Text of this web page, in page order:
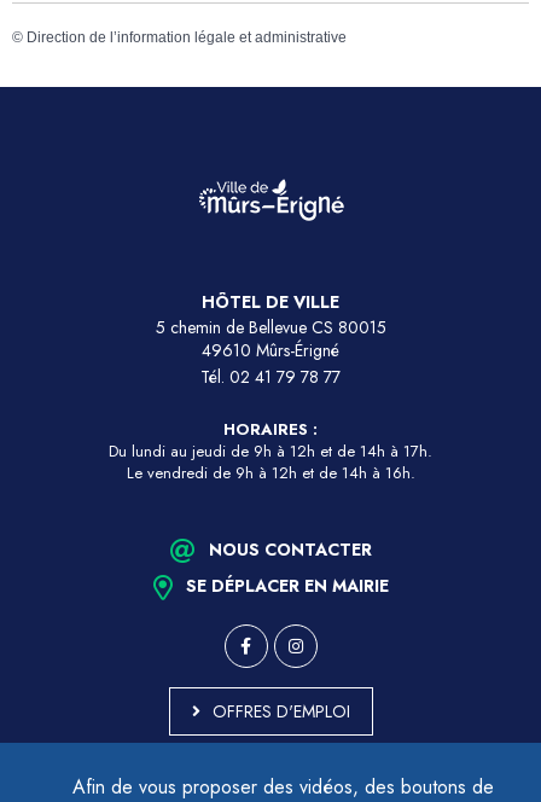
Afin de vous proposer des vidéos, des boutons de
© Direction de l’information légale et administrative
HÔTEL DE VILLE
5 chemin de Bellevue CS 80015
49610 Mûrs-Érigné
Tél. 02 41 79 78 77
HORAIRES :
Du lundi au jeudi de 9h à 12h et de 14h à 17h.
Le vendredi de 9h à 12h et de 14h à 16h.
NOUS CONTACTER
SE DÉPLACER EN MAIRIE
OFFRES D'EMPLOI
ACCESSIBILITÉ - PARTIELLEMENT CONFORME